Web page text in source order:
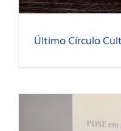
Último Círculo